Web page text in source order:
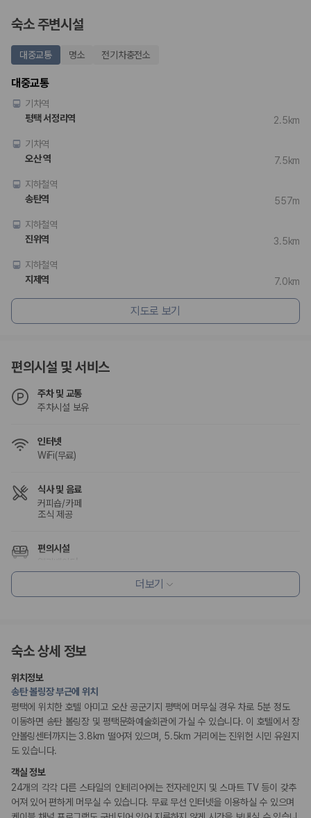
제주도 렌트카 차종별 가격비교
경차·소형차
가 가장 먼저 비교하는 차종입니다.
준중형·중형차
커플·친구 여행에서 많이 선택되며 가격과 승차감의 균형이 좋은 차
종입니다.
SUV
가족 여행, 짐이 많은 여행, 장거리 이동에 적합하며 보험 조건과 차
량 연식을 함께 비교하는 것이 좋습니다.
승합차·대형차
단체 여행이나 4인 이상 가족 여행에 적합하며 인원수, 짐 공간, 보
험 조건을 함께 확인해야 합니다.
제주렌트카 보험까지 비교해야 진짜 가격비교입
동일한 차량이라도 보험 조건에 따라 실제 부담 금액이 달라질 수 있습니
다. 카모아는 제주 렌트카 가격뿐 아니라 일반자차, 완전자차, 슈퍼자차 조
건을 함께 확인할 수 있도록 돕습니다.
다.
슈퍼자차:더 높은 보장 조건을 원하는 사용자에게 적합합니다.
2000만 고객이 선택한 렌트카 가격비교 플랫폼
카모아는 제주렌트카부터 국내·해외 렌트카까지 비교할 수 있는 렌트카 가
격비교 플랫폼입니다.
20,871,562
사용자 리뷰
175,206건
전국 렌트카 지점
제주렌트카 가격비교 자주 묻는 질문
보험 조건, 예약 가능 차량을 한 번에 비교할 수 있습니다.
Q. 제주공항 근처 렌트카도 비교할 수 있나요?
Q. 제주 렌트카 가격비교 시 보험도 함께 비교할 수 있나요?
Q. 가족 여행에는 어떤 제주 렌트카를 비교해야 하나요?
제주렌트카 가격비교 주요 링크
제주도 렌트카 실시간 최저가 가격비교
제주 렌트카 예약
국내 렌트카 가격비교
해외 렌트카 가격비교
숙소 주변시설
대중교통 명소 전기차충전소
대중교통
기차역
평택 서정리역
2.5km
기차역
오산 역
7.5km
지하철역
송탄역
557m
지하철역
진위역
3.5km
지하철역
지제역
7.0km
지도로 보기
편의시설 및 서비스
주차 및 교통
주차시설 보유
인터넷
WiFi(무료)
식사 및 음료
커피숍/카페
조식 제공
편의시설
리셉션 서비스
금연 숙박 시설
더보기
숙소 상세 정보
위치정보
송탄 볼링장 부근에 위치
평택에 위치한 호텔 아미고 오산 공군기지 평택에 머무실 경우 차로 5분 정도
이동하면 송탄 볼링장 및 평택문화예술회관에 가실 수 있습니다. 이 호텔에서 장
안볼링센터까지는 3.8km 떨어져 있으며, 5.5km 거리에는 진위헌 시민 유원지
도 있습니다.
객실 정보
24개의 각각 다른 스타일의 인테리어에는 전자레인지 및 스마트 TV 등이 갖추
어져 있어 편하게 머무실 수 있습니다. 무료 무선 인터넷을 이용하실 수 있으며